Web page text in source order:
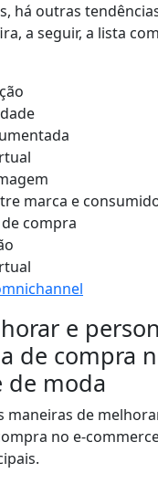
há outras
a seguir, a lista
marca e
compra
e
de compra
de moda
maneiras de
no e-